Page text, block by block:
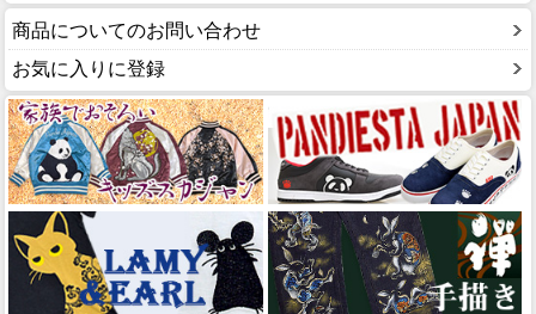
商品についてのお問い合わせ
お気に入りに登録